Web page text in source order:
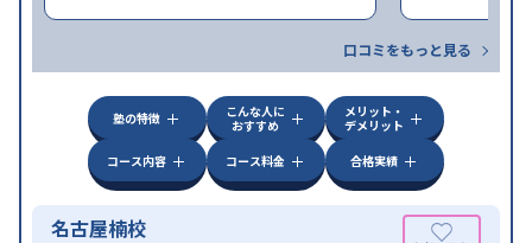
口コミをもっと見る
塾の特徴
こんな人に
おすすめ
メリット・
デメリット
コース内容
コース料金 合格実績
名古屋楠校